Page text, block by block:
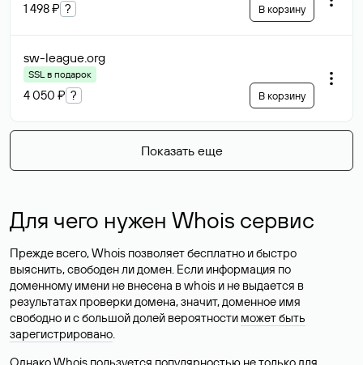
1 498 ₽ ? В корзину
sw-league.org
SSL в подарок
4 050 ₽ ? В корзину
Показать еще
Для чего нужен Whois сервис
Прежде всего, Whois позволяет бесплатно и быстро
выяснить, свободен ли домен. Если информация по
доменному имени не внесена в whois и не выдается в
результатах проверки домена, значит, доменное имя
свободно и с большой долей вероятности может быть
зарегистрировано.